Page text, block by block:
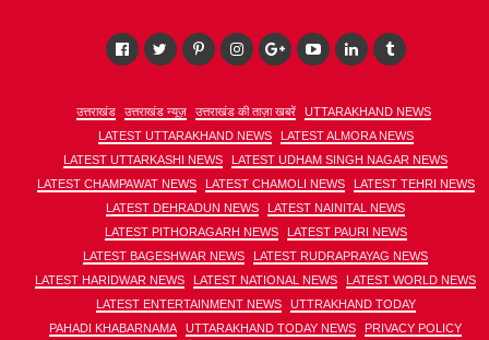
उत्तराखंड उत्तराखंड न्यूज़ उत्तराखंड की ताज़ा खबरें
UTTARAKHAND NEWS
LATEST UTTARAKHAND NEWS
LATEST ALMORA NEWS
LATEST UTTARKASHI NEWS
LATEST UDHAM SINGH NAGAR NEWS
LATEST CHAMPAWAT NEWS
LATEST CHAMOLI NEWS
LATEST TEHRI NEWS
LATEST DEHRADUN NEWS
LATEST NAINITAL NEWS
LATEST PITHORAGARH NEWS
LATEST PAURI NEWS
LATEST BAGESHWAR NEWS
LATEST RUDRAPRAYAG NEWS
LATEST HARIDWAR NEWS
LATEST NATIONAL NEWS
LATEST WORLD NEWS
LATEST ENTERTAINMENT NEWS
UTTRAKHAND TODAY
PAHADI KHABARNAMA
UTTARAKHAND TODAY NEWS
PRIVACY POLICY